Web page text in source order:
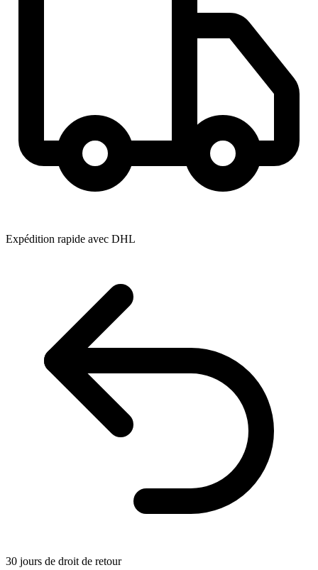
Expédition rapide avec DHL
30 jours de droit de retour